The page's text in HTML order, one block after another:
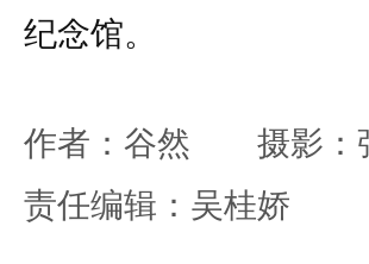
纪念馆。
作者：谷然 摄影：
责任编辑：吴桂娇